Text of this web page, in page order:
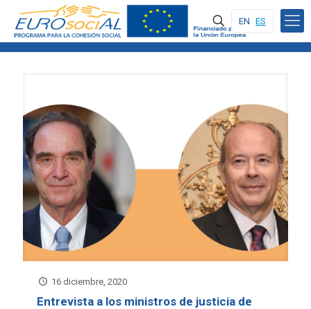
EN ES
16 diciembre, 2020
Entrevista a los ministros de justicia de